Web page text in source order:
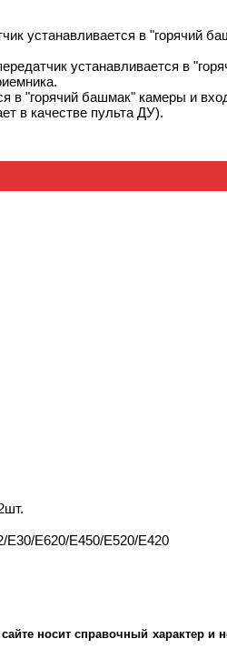
устанавливается в "горячий
устанавливается в
в "горячий башмак" камеры и
в качестве пульта ДУ).
E620/E450/E520/E420
носит справочный характер и